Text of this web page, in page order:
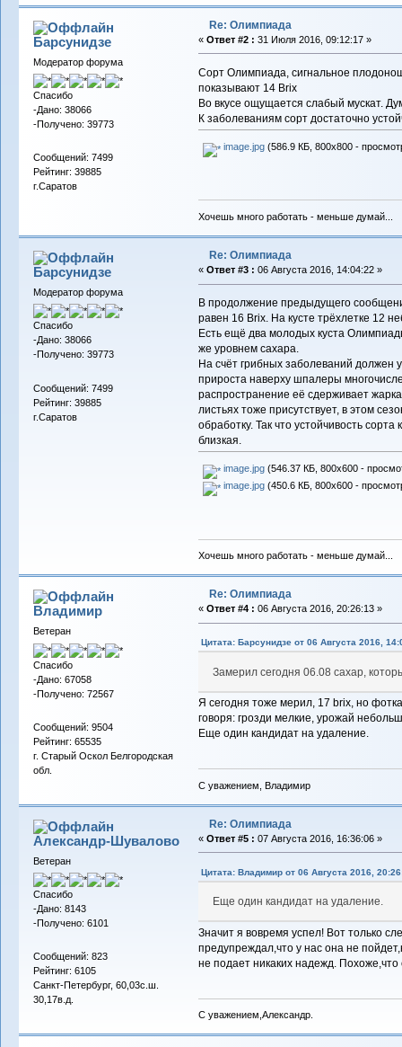
Барсунидзе
Модератор форума
Спасибо
-Дано: 38066
-Получено: 39773
Сообщений: 7499
Рейтинг: 39885
г.Саратов
Re: Олимпиада
« Ответ #2 : 31 Июля 2016, 09:12:17 »
Сорт Олимпиада, сигнальное
показывают 14 Brix
Во вкусе ощущается слабый мускат.
К заболеваниям сорт достаточно
image.jpg(586.9 КБ, 800x800 -
Хочешь много работать - меньше думай...
Барсунидзе
Модератор форума
Спасибо
-Дано: 38066
-Получено: 39773
Сообщений: 7499
Рейтинг: 39885
г.Саратов
Re: Олимпиада
« Ответ #3 : 06 Августа 2016, 14:04:22 »
В продолжение предыдущего
равен 16 Brix. На кусте трёхлетке 12
Есть ещё два молодых куста
же уровнем сахара.
На счёт грибных заболеваний должен
прироста наверху шпалеры
распространение её сдерживает
листьях тоже присутствует, в этом
обработку. Так что устойчивость
близкая.
image.jpg(546.37 КБ, 800x600 -
image.jpg(450.6 КБ, 800x600 -
Хочешь много работать - меньше думай...
Владимиp
Ветеран
Спасибо
-Дано: 67058
-Получено: 72567
Сообщений: 9504
Рейтинг: 65535
г. Старый Оскол Белгородская
обл.
Re: Олимпиада
« Ответ #4 : 06 Августа 2016, 20:26:13 »
Цитата: Барсунидзе от 06 Августа 2016,
Замерил сегодня 06.08 сахар,
Я сегодня тоже мерил, 17 brix, но
говоря: грозди мелкие, урожай
Еще один кандидат на удаление.
С уважением, Владимир
Александр-Шувалово
Ветеран
Спасибо
-Дано: 8143
-Получено: 6101
Сообщений: 823
Рейтинг: 6105
Санкт-Петербург, 60,03с.ш.
30,17в.д.
Re: Олимпиада
« Ответ #5 : 07 Августа 2016, 16:36:06 »
Цитата: Владимиp от 06 Августа 2016,
Еще один кандидат на удаление.
Значит я вовремя успел! Вот только
предупреждал,что у нас она не
не подает никаких надежд.
С уважением,Александр.